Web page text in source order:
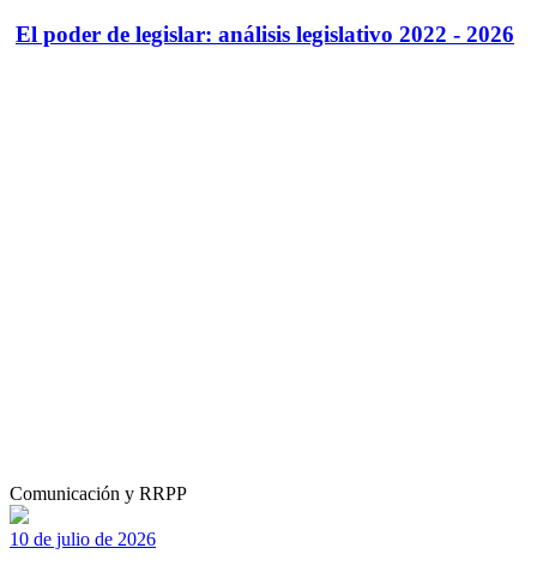
El poder de legislar: análisis legislativo 2022 - 2026
Comunicación y RRPP
10 de julio de 2026